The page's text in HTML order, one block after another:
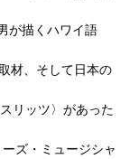
が描くハワイ語
材、そして日本の
リッツ〉があった
ズ・ミュージシャ